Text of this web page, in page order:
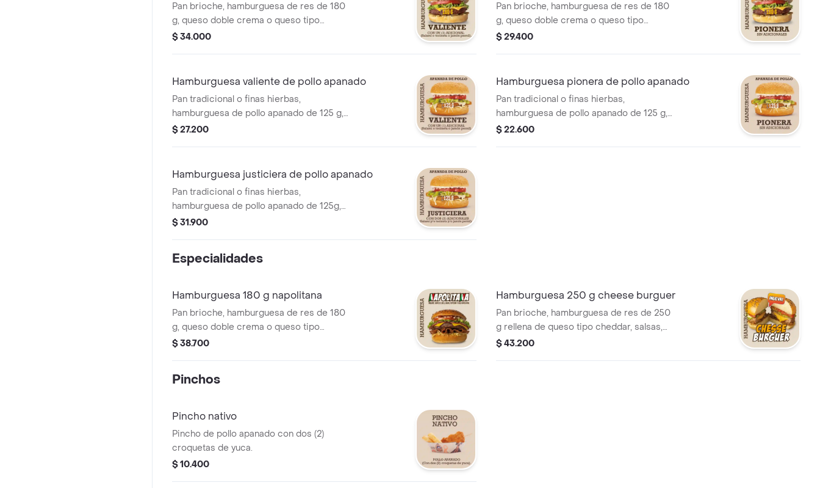
Pan brioche, hamburguesa de res de 180
g, queso doble crema o queso tipo
cheddar, papa cabello de ángel,
$ 34.000
Pan brioche, hamburguesa de res de 180
g, queso doble crema o queso tipo
cheddar, papa cabello de ángel, vegetales
$ 29.400
Hamburguesa valiente de pollo apanado
Pan tradicional o finas hierbas,
hamburguesa de pollo apanado de 125 g,
queso doble crema o queso tipo cheddar,
$ 27.200
Hamburguesa pionera de pollo apanado
Pan tradicional o finas hierbas,
hamburguesa de pollo apanado de 125 g,
queso doble crema o queso tipo cheddar,
$ 22.600
Hamburguesa justiciera de pollo apanado
Pan tradicional o finas hierbas,
hamburguesa de pollo apanado de 125g,
queso doble crema o queso tipo cheddar,
$ 31.900
Especialidades
Hamburguesa 180 g napolitana
Pan brioche, hamburguesa de res de 180
g, queso doble crema o queso tipo
cheddar, papa cabello de ángel,
$ 38.700
Hamburguesa 250 g cheese burguer
Pan brioche, hamburguesa de res de 250
g rellena de queso tipo cheddar, salsas,
papa cabello de ángel y vegetales.
$ 43.200
Pinchos
Pincho nativo
Pincho de pollo apanado con dos (2)
croquetas de yuca.
$ 10.400